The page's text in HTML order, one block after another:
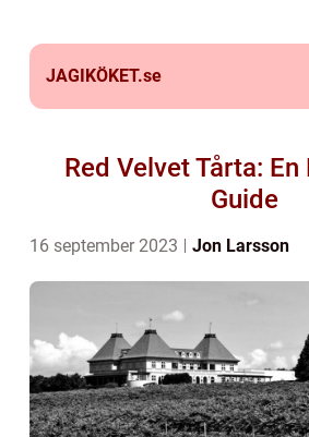
JAGIKÖKET.se
Red Velvet Tårta: En
Guide
16 september 2023 Jon Larsson